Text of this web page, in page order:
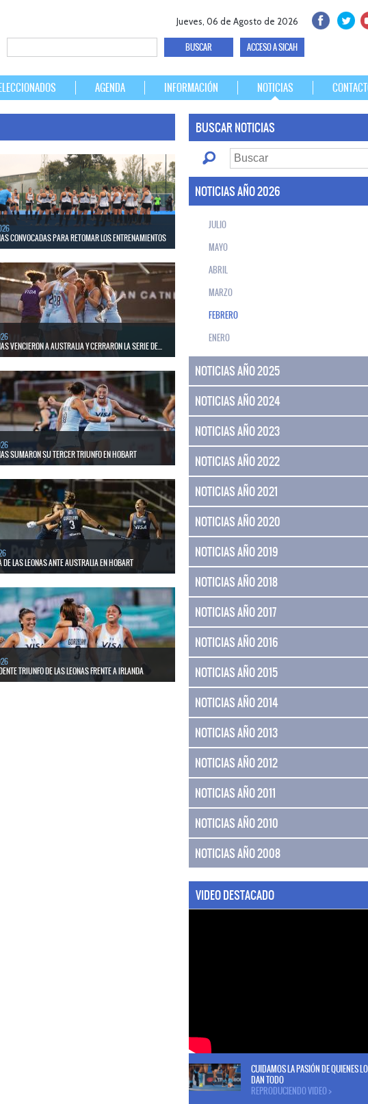
Jueves, 06 de Agosto de 2026
ACCESO A SICAH
AGENDA INFORMACIÓN NOTICIAS
CONVOCADAS PARA RETOMAR LOS ENTRENAMIENTOS
nacional volverá a las prácticas el 2 de marzo
Nacional de Alto Rendimiento Deportivo
VENCIERON A AUSTRALIA Y CERRARON LA SERIE DE...
y Gorzelany.
SUMARON SU TERCER TRIUNFO EN HOBART
y Agustina Gorzelany.
DE LAS LEONAS ANTE AUSTRALIA EN HOBART
Gorzelany.
TRIUNFO DE LAS LEONAS FRENTE A IRLANDA
BUSCAR NOTICIAS
NOTICIAS AÑO 2026
JULIO
MAYO
ABRIL
MARZO
FEBRERO
ENERO
NOTICIAS AÑO 2025
NOTICIAS AÑO 2024
NOTICIAS AÑO 2023
NOTICIAS AÑO 2022
NOTICIAS AÑO 2021
NOTICIAS AÑO 2020
NOTICIAS AÑO 2019
NOTICIAS AÑO 2018
NOTICIAS AÑO 2017
NOTICIAS AÑO 2016
NOTICIAS AÑO 2015
NOTICIAS AÑO 2014
NOTICIAS AÑO 2013
NOTICIAS AÑO 2012
NOTICIAS AÑO 2011
NOTICIAS AÑO 2010
NOTICIAS AÑO 2008
VIDEO DESTACADO
CUIDAMOS LA PASIÓN DE QUIENES LO
DAN TODO
REPRODUCIENDO VIDEO >